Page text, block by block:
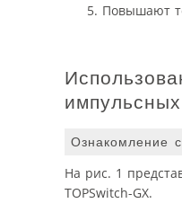
Повышают
Ознакомление
На рис. 1
TOPSwitch-GX.